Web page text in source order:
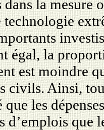
la mesure
technologie
égal, la
est moindre
civils. Ainsi,
les
d’emplois que